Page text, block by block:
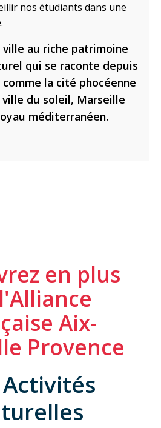
nos étudiants dans une
au riche patrimoine
qui se raconte depuis
comme la cité phocéenne
du soleil, Marseille
méditerranéen.
en plus
Aix-
Provence